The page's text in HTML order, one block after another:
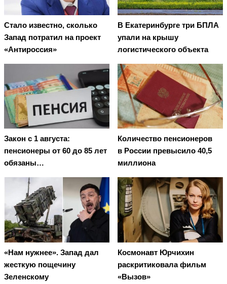
Стало известно, сколько
Запад потратил на проект
«Антироссия»
В Екатеринбурге три БПЛА
упали на крышу
логистического объекта
Закон с 1 августа:
пенсионеры от 60 до 85 лет
обязаны…
Количество пенсионеров
в России превысило 40,5
миллиона
«Нам нужнее». Запад дал
жесткую пощечину
Зеленскому
Космонавт Юрчихин
раскритиковала фильм
«Вызов»